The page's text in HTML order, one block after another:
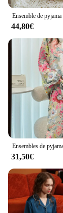
44,80€
31,50€